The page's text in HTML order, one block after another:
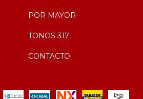
POR MAYOR
TONOS 317
CONTACTO